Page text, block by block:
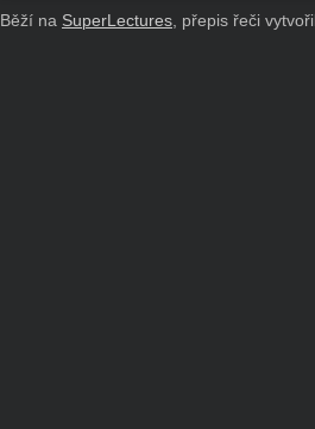
Běží na SuperLectures, přepis řeči vytvořil